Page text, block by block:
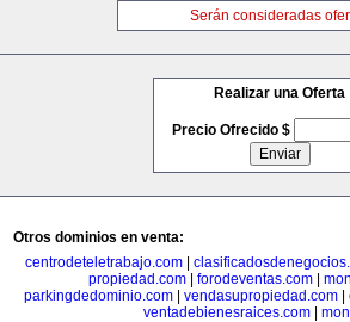
Serán consideradas
Realizar una Oferta
Precio Ofrecido $
Otros dominios en venta:
centrodeteletrabajo.com
propiedad.com
forodeventas.com
parkingdedominio.com| vendasupropiedad.com|
ventadebienesraices.com